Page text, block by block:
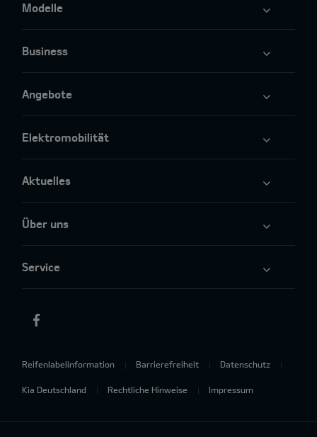
Modelle
Business
Angebote
Elektromobilität
Aktuelles
Über uns
Service
Reifenlabelinformation Barrierefreiheit Datenschutz
Kia Deutschland Rechtliche Hinweise Impressum